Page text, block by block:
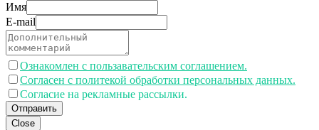
Имя
E-mail
Ознакомлен с пользавательским соглашением.
Согласен с политекой обработки персональных данных.
Согласие на рекламные рассылки.
Отправить
Close